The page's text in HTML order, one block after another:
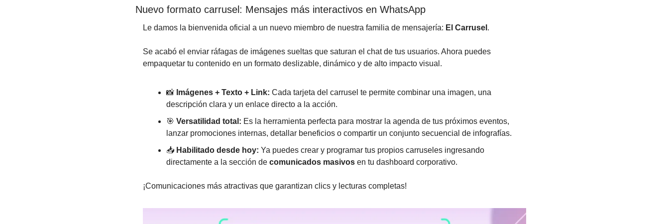
Nuevo formato carrusel: Mensajes más interactivos en WhatsApp
Le damos la bienvenida oficial a un nuevo miembro de nuestra familia de mensajería: El Carrusel .
Se acabó el enviar ráfagas de imágenes sueltas que saturan el chat de tus usuarios. Ahora puedes
empaquetar tu contenido en un formato deslizable, dinámico y de alto impacto visual.
📸 Imágenes + Texto + Link: Cada tarjeta del carrusel te permite combinar una imagen, una
descripción clara y un enlace directo a la acción.
🎯 Versatilidad total: Es la herramienta perfecta para mostrar la agenda de tus próximos eventos,
lanzar promociones internas, detallar beneficios o compartir un conjunto secuencial de infografías.
📥 Habilitado desde hoy: Ya puedes crear y programar tus propios carruseles ingresando
directamente a la sección de comunicados masivos en tu dashboard corporativo.
¡Comunicaciones más atractivas que garantizan clics y lecturas completas!